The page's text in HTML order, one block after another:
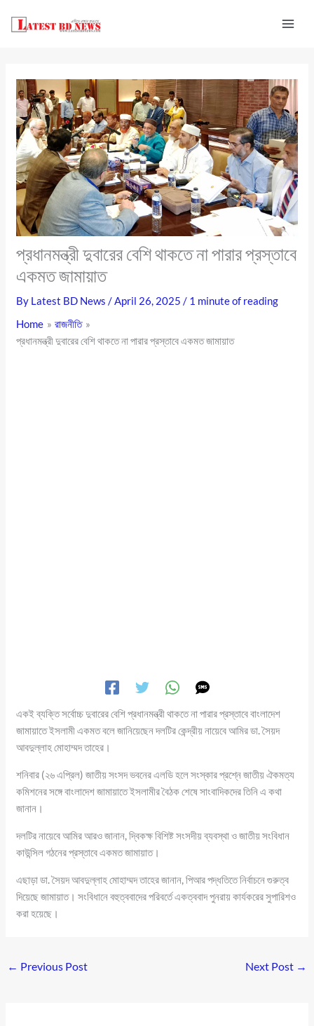
প্রধানমন্ত্রী দুবারের বেশি থাকতে না পারার প্রস্তাবে
একমত জামায়াত
By Latest BD News/April 26, 2025/ 1 minute of reading
Home
রাজনীতি
প্রধানমন্ত্রী দুবারের বেশি থাকতে না পারার প্রস্তাবে একমত জামায়াত
একই ব্যক্তি সর্বোচ্চ দুবারের বেশি প্রধানমন্ত্রী থাকতে না পারার প্রস্তাবে বাংলাদেশ
জামায়াতে ইসলামী একমত বলে জানিয়েছেন দলটির কেন্দ্রীয় নায়েবে আমির ডা. সৈয়দ
আবদুল্লাহ মোহাম্মদ তাহের।
শনিবার (২৬ এপ্রিল) জাতীয় সংসদ ভবনের এলডি হলে সংস্কার প্রশ্নে জাতীয় ঐকমত্য
কমিশনের সঙ্গে বাংলাদেশ জামায়াতে ইসলামীর বৈঠক শেষে সাংবাদিকদের তিনি এ কথা
জানান।
দলটির নায়েবে আমির আরও জানান, দ্বিকক্ষ বিশিষ্ট সংসদীয় ব্যবস্থা ও জাতীয় সংবিধান
কাউন্সিল গঠনের প্রস্তাবে একমত জামায়াত।
এছাড়া ডা. সৈয়দ আবদুল্লাহ মোহাম্মদ তাহের জানান, পিআর পদ্ধতিতে নির্বাচনে গুরুত্ব
দিয়েছে জামায়াত। সংবিধানে বহুত্ববাদের পরিবর্তে একত্ববাদ পুনরায় কার্যকরের সুপারিশও
করা হয়েছে।
← Previous Post Next Post →